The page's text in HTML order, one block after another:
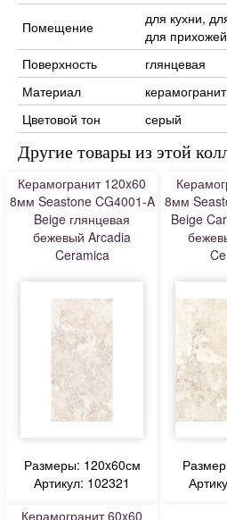
Помещение
для кухни,
для прихожей
Поверхность
глянцевая
Материал
керамогранит
Цветовой тон
серый
Другие товары из этой
Керамогранит 120x60
8мм Seastone CG4001-A
Beige глянцевая
бежевый Arcadia
Ceramica
Размеры: 120x60см
Артикул: 102321
8мм
Beige
Керамогранит 60x60